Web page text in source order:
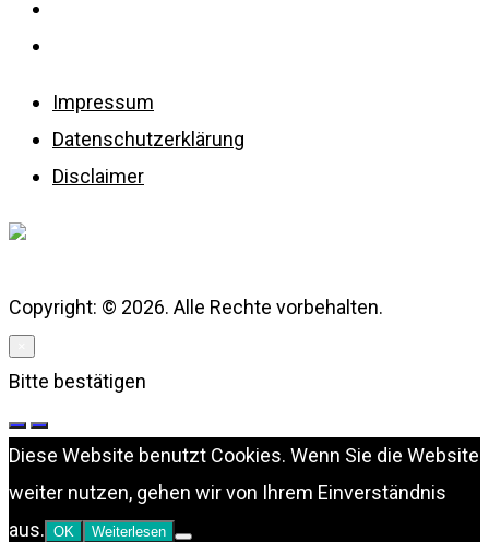
Impressum
Datenschutzerklärung
Disclaimer
Copyright: © 2026. Alle Rechte vorbehalten.
Bitte bestätigen
Diese Website benutzt Cookies. Wenn Sie die Website
weiter nutzen, gehen wir von Ihrem Einverständnis
aus. OK Weiterlesen